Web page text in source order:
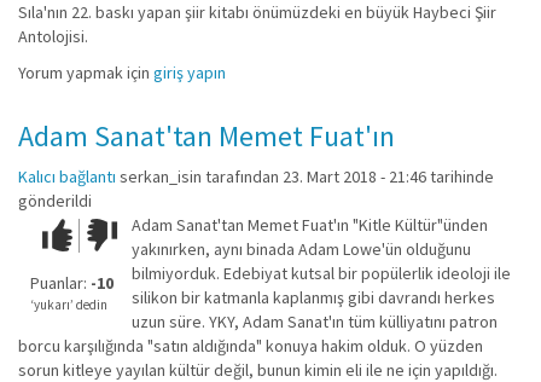
Sıla'nın 22. baskı yapan şiir kitabı önümüzdeki en büyük Haybeci Şiir
Antolojisi.
Yorum yapmak için giriş yapın
Adam Sanat'tan Memet Fuat'ın
Kalıcı bağlantı serkan_isin tarafından 23. Mart 2018 - 21:46 tarihinde
gönderildi
Çok iyi!O
kadar
iyi
değil!
Puanlar: -10
‘yukarı’ dedin
Adam Sanat'tan Memet Fuat'ın "Kitle Kültür"ünden
yakınırken, aynı binada Adam Lowe'ün olduğunu
bilmiyorduk. Edebiyat kutsal bir popülerlik ideoloji ile
silikon bir katmanla kaplanmış gibi davrandı herkes
uzun süre. YKY, Adam Sanat'ın tüm külliyatını patron
borcu karşılığında "satın aldığında" konuya hakim olduk. O yüzden
sorun kitleye yayılan kültür değil, bunun kimin eli ile ne için yapıldığı.